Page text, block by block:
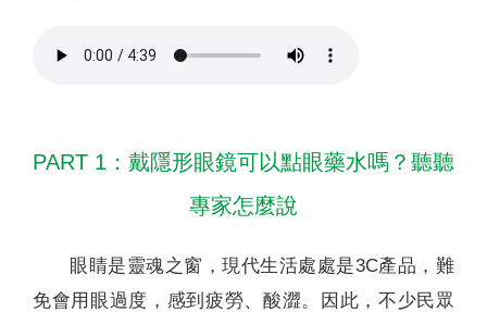
PART 1：戴隱形眼鏡可以點眼藥水嗎？聽聽
專家怎麼說
眼睛是靈魂之窗，現代生活處處是3C產品，難
免會用眼過度，感到疲勞、酸澀。因此，不少民眾